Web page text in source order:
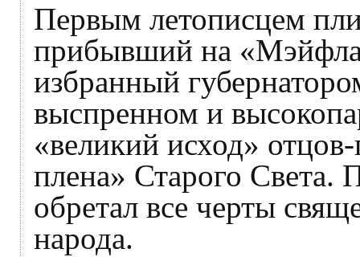
Первым летописцем
прибывший на
избранный
выспренном и
«великий исход»
плена» Старого Света.
обретал все черты
народа.